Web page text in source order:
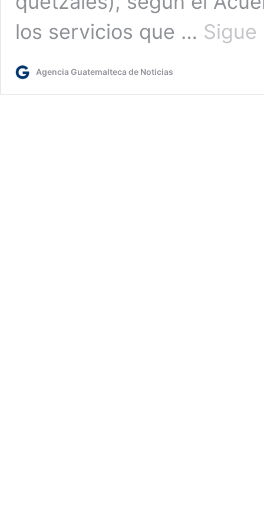
los servicios que … Sigue
Agencia Guatemalteca de Noticias